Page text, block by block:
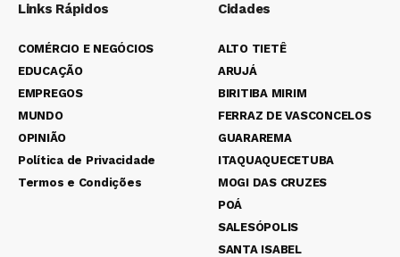
Links Rápidos
COMÉRCIO E NEGÓCIOS
EDUCAÇÃO
EMPREGOS
MUNDO
OPINIÃO
Política de Privacidade
Termos e Condições
Cidades
ALTO TIETÊ
ARUJÁ
BIRITIBA MIRIM
FERRAZ DE VASCONCELOS
GUARAREMA
ITAQUAQUECETUBA
MOGI DAS CRUZES
POÁ
SALESÓPOLIS
SANTA ISABEL